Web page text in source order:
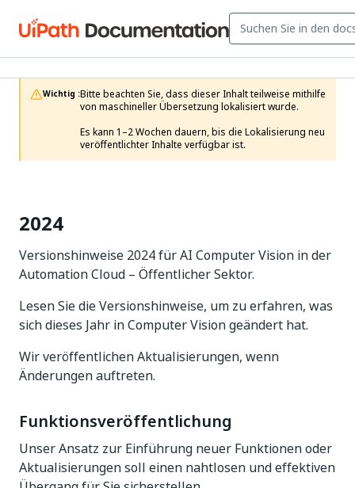
Wichtig :Bitte beachten Sie, dass dieser Inhalt teilweise mithilfe
von maschineller Übersetzung lokalisiert wurde.
Es kann 1–2 Wochen dauern, bis die Lokalisierung neu
veröffentlichter Inhalte verfügbar ist.
2024
Versionshinweise 2024 für AI Computer Vision in der
Automation Cloud – Öffentlicher Sektor.
Lesen Sie die Versionshinweise, um zu erfahren, was
sich dieses Jahr in Computer Vision geändert hat.
Wir veröffentlichen Aktualisierungen, wenn
Änderungen auftreten.
Funktionsveröffentlichung
Unser Ansatz zur Einführung neuer Funktionen oder
Aktualisierungen soll einen nahtlosen und effektiven